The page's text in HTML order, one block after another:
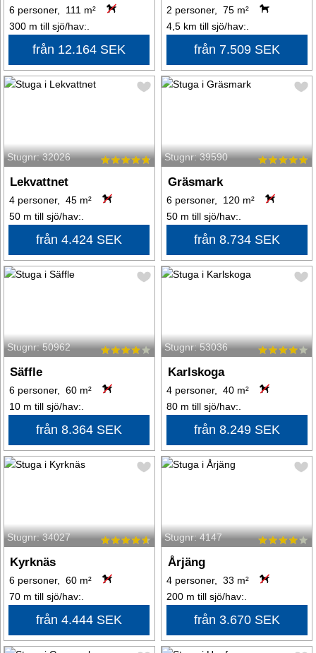
6 personer, 111 m²
300 m till sjö/hav:.
från 12.164 SEK
2 personer, 75 m²
4,5 km till sjö/hav:.
från 7.509 SEK
Stugnr: 32026
Lekvattnet
4 personer, 45 m²
50 m till sjö/hav:.
från 4.424 SEK
Stugnr: 39590
Gräsmark
6 personer, 120 m²
50 m till sjö/hav:.
från 8.734 SEK
Stugnr: 50962
Säffle
6 personer, 60 m²
10 m till sjö/hav:.
från 8.364 SEK
Stugnr: 53036
Karlskoga
4 personer, 40 m²
80 m till sjö/hav:.
från 8.249 SEK
Stugnr: 34027
Kyrknäs
6 personer, 60 m²
70 m till sjö/hav:.
från 4.444 SEK
Stugnr: 4147
Årjäng
4 personer, 33 m²
200 m till sjö/hav:.
från 3.670 SEK